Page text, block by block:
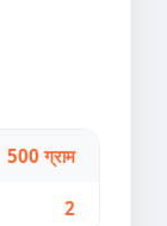
500 ग्राम
2